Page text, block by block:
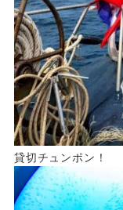
貸切チュンポン！